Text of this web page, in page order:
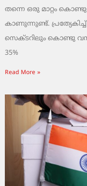
തന്നെ ഒരു മാറ്റം
കാണുന്നുണ്ട്.
സെക്ടറിലും കൊണ്ടു വന്ന
35%
Read More »